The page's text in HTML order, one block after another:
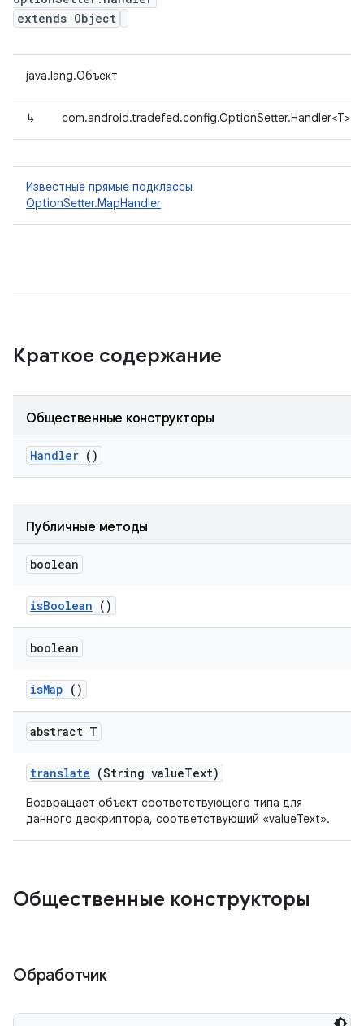
extends Object
java.lang.Объект
↳ com.android.tradefed.config.OptionSetter.Handler<T>
Известные прямые подклассы
OptionSetter.MapHandler
Краткое содержание
Общественные конструкторы
Handler ()
Публичные методы
boolean
isBoolean ()
boolean
isMap ()
abstract T
translate (String valueText)
Возвращает объект соответствующего типа для
данного дескриптора, соответствующий «valueText».
Общественные конструкторы
Обработчик